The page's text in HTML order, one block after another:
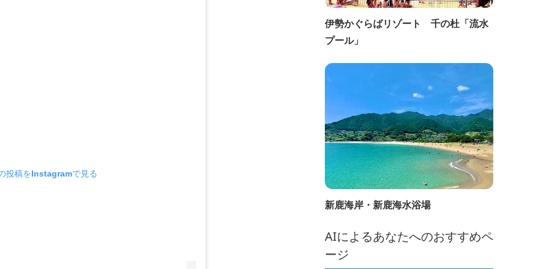
投稿をInstagramで見る
伊勢かぐらばリゾート 千の杜「流水
プール」
新鹿海岸・新鹿海水浴場
AIによるあなたへのおすすめペ
ージ